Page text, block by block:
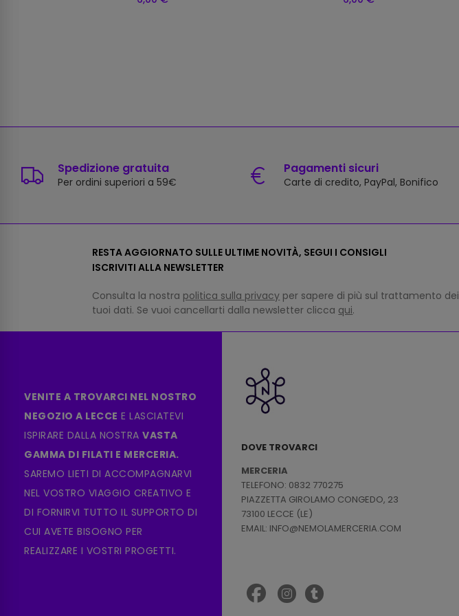
Spedizione gratuita
Per ordini superiori a 59€
Pagamenti sicuri
Carte di credito, PayPal, Bonifico
RESTA AGGIORNATO SULLE ULTIME NOVITÀ, SEGUI I CONSIGLI
ISCRIVITI ALLA NEWSLETTER
Consulta la nostra politica sulla privacy per sapere di più sul trattamento dei
tuoi dati. Se vuoi cancellarti dalla newsletter clicca qui.
VENITE A TROVARCI NEL NOSTRO
NEGOZIO A LECCE E LASCIATEVI
ISPIRARE DALLA NOSTRA VASTA
GAMMA DI FILATI E MERCERIA.
SAREMO LIETI DI ACCOMPAGNARVI
NEL VOSTRO VIAGGIO CREATIVO E
DI FORNIRVI TUTTO IL SUPPORTO DI
CUI AVETE BISOGNO PER
REALIZZARE I VOSTRI PROGETTI.
DOVE TROVARCI
MERCERIA
TELEFONO: 0832 770275
PIAZZETTA GIROLAMO CONGEDO, 23
73100 LECCE (LE)
EMAIL: INFO@NEMOLAMERCERIA.COM